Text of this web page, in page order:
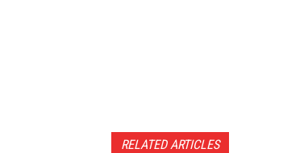
RELATED ARTICLES